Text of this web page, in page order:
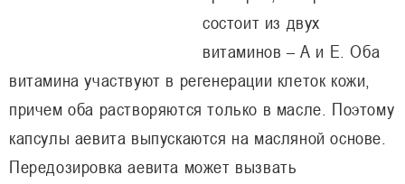
состоит из двух
витаминов – А и Е. Оба
витамина участвуют в регенерации клеток кожи,
причем оба растворяются только в масле. Поэтому
капсулы аевита выпускаются на масляной основе.
Передозировка аевита может вызвать